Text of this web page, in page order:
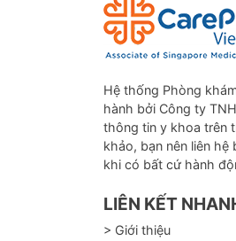
Hệ thống Phòng
hành bởi Công ty
thông tin y khoa trên
khảo, bạn nên liên
khi có bất cứ hành
LIÊN KẾT
> Giới thiệu